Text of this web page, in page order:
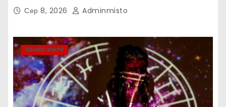
Сер 8, 2026 Adminmisto
ЦІКАВО ЗНАТИ